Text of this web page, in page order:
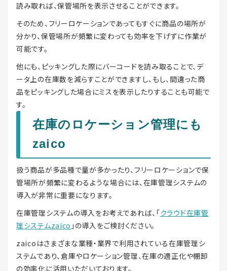
読み取れば、保管場所を表示させることができます。
そのため、フリーロケーションであってもすぐに商品の場所が
分かり、保管場所が頻繁に変わっても効率を下げずに作業が
可能です。
他にも、ピッキングした際にバーコードを読み取ることで、デ
ータ上の在庫数を減らすことができますし、もし、間違った商
品をピッキングした場合にミスを表示したりすることも可能で
す。
在庫のロケーション管理にも
zaico
扱う商品が多品種で量が多かったり、フリーロケーションで保
管場所が頻繁に変わるような場合には、在庫管理システムの
導入が非常に重要になります。
在庫管理システムの導入をお考えであれば、「クラウド在庫管
理システムzaico 」の導入をご検討ください。
zaicoはさまざまな業種・業界で利用されている在庫管理シ
ステムであり、倉庫やロケーション管理、在庫の適正化や棚卸
の効率化に活用いただいております。